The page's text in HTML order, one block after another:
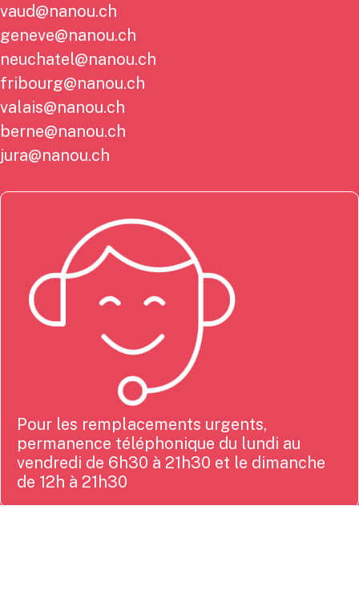
vaud@nanou.ch
geneve@nanou.ch
neuchatel@nanou.ch
fribourg@nanou.ch
valais@nanou.ch
berne@nanou.ch
jura@nanou.ch
Pour les remplacements urgents,
permanence téléphonique du lundi au
vendredi de 6h30 à 21h30 et le dimanche
de 12h à 21h30